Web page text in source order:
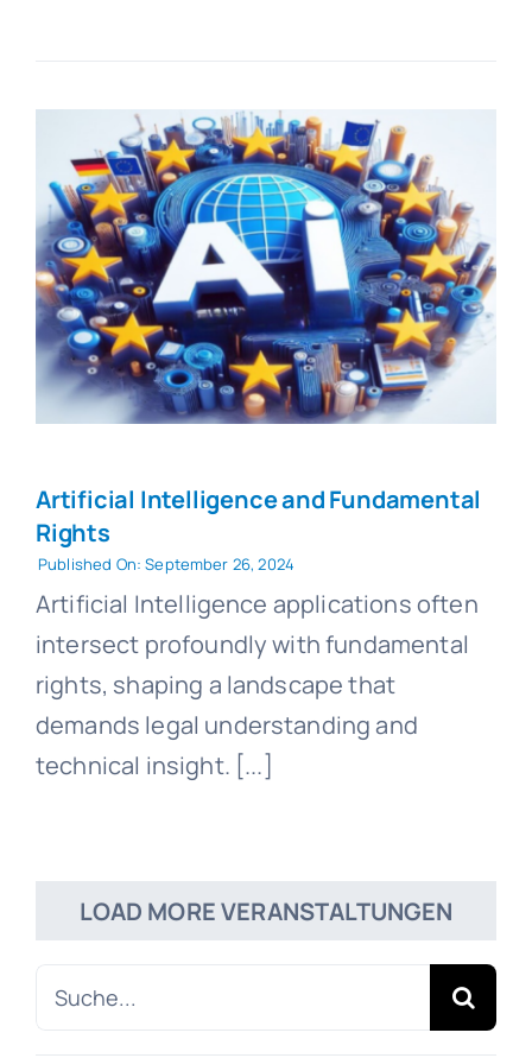
Artificial Intelligence and Fundamental
Rights
Published On: September 26, 2024
Artificial Intelligence applications often
intersect profoundly with fundamental
rights, shaping a landscape that
demands legal understanding and
technical insight. [...]
LOAD MORE VERANSTALTUNGEN
Suche